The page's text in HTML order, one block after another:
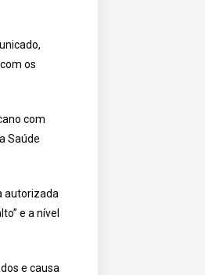
os
com
Saúde
autorizada
e a nível
e causa